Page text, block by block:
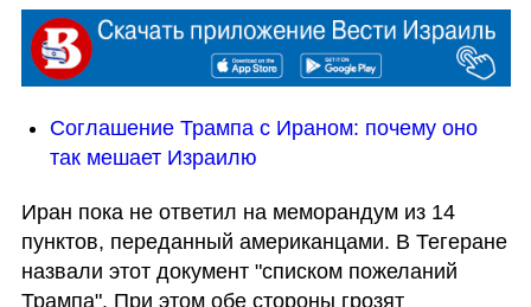
Соглашение Трампа с Ираном: почему оно
так мешает Израилю
Иран пока не ответил на меморандум из 14
пунктов, переданный американцами. В Тегеране
назвали этот документ "списком пожеланий
Трампа". При этом обе стороны грозят